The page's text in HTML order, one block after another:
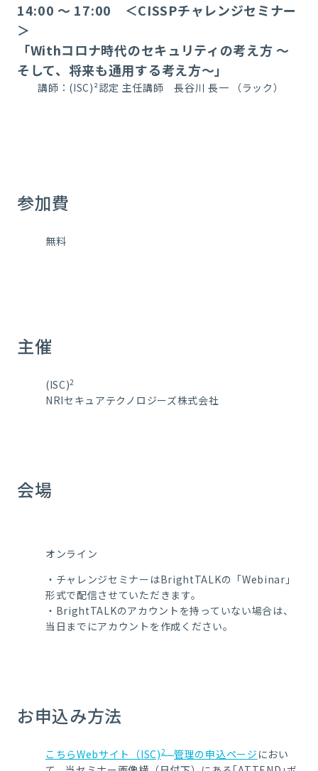
14:00 ～ 17:00 ＜CISSPチャレンジセミナー
＞
「Withコロナ時代のセキュリティの考え方 ～
そして、将来も通用する考え方～」
講師：(ISC)²認定 主任講師 長谷川 長一 （ラック）
参加費
無料
主催
(ISC)2
NRIセキュアテクノロジーズ株式会社
会場
オンライン
・チャレンジセミナーはBrightTALKの「Webinar」
形式で配信させていただきます。
・BrightTALKのアカウントを持っていない場合は、
当日までにアカウントを作成ください。
お申込み方法
こちらWebサイト（ISC)2管理の申込ページ におい